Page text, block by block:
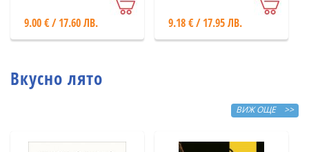
9.00 € / 17.60 ЛВ. 9.18 € / 17.95 ЛВ.
Вкусно лято
ВИЖ ОЩЕ >>